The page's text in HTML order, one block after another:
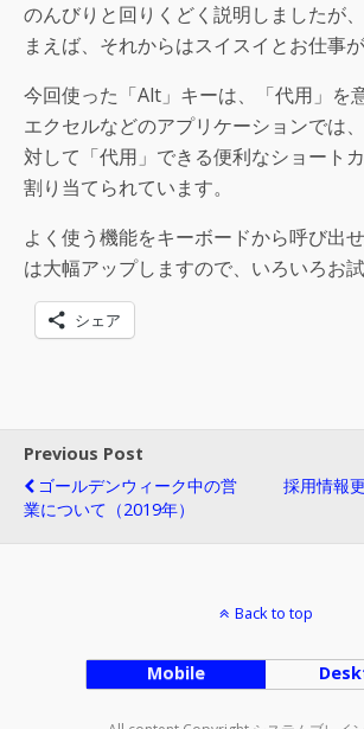
のんびりと回りくどく説明しましたが
まえば、それからはスイスイとお仕事
今回使った「Alt」キーは、「代用」を
エクセルなどのアプリケーションでは
対して「代用」できる便利なショート
割り当てられています。
よく使う機能をキーボードから呼び出
は大幅アップしますので、いろいろお試
シェア
Previous Post
ゴールデンウィーク中の営
業について（2019年）
採用情報
Back to top
Mobile